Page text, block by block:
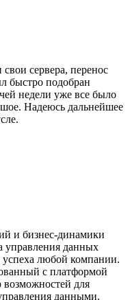
сервера, перенос
быстро подобран
недели уже все было
Надеюсь дальнейшее
и бизнес-динамики
управления данных
успеха любой компании.
с платформой
возможностей для
данными.